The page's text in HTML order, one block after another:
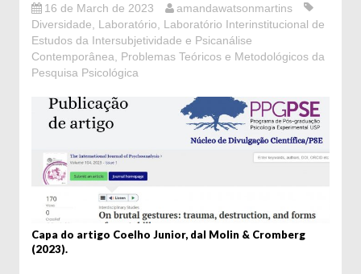
16 de March de 2023
amandawatsonmartins
Diversidade
Laboratório
Laboratório Interinstitucional de
Estudos da Intersubjetividade e Psicanálise
Contemporânea
Problemas Teóricos e Metodológicos da
Pesquisa Psicológica
Capa do artigo Coelho Junior, dal Molin & Cromberg
(2023).